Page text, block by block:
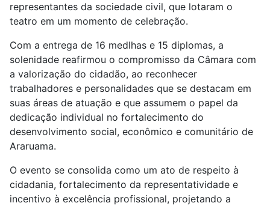
representantes da sociedade civil, que lotaram o
teatro em um momento de celebração.
Com a entrega de 16 medlhas e 15 diplomas, a
solenidade reafirmou o compromisso da Câmara com
a valorização do cidadão, ao reconhecer
trabalhadores e personalidades que se destacam em
suas áreas de atuação e que assumem o papel da
dedicação individual no fortalecimento do
desenvolvimento social, econômico e comunitário de
Araruama.
O evento se consolida como um ato de respeito à
cidadania, fortalecimento da representatividade e
incentivo à excelência profissional, projetando a